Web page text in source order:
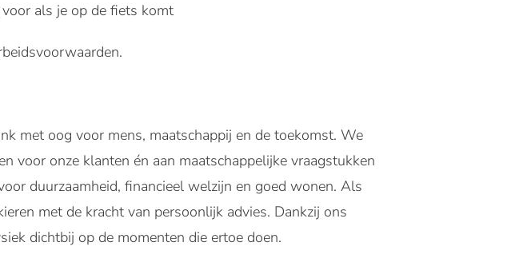
als je op de fiets komt
met oog voor mens, maatschappij en de toekomst. We
voor onze klanten én aan maatschappelijke vraagstukken
duurzaamheid, financieel welzijn en goed wonen. Als
met de kracht van persoonlijk advies. Dankzij ons
dichtbij op de momenten die ertoe doen.